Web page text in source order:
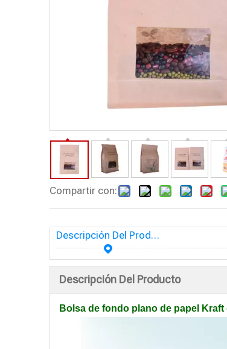
Compartir con:
Descripción Del Producto
Descripción Del Producto
Bolsa de fondo plano de papel